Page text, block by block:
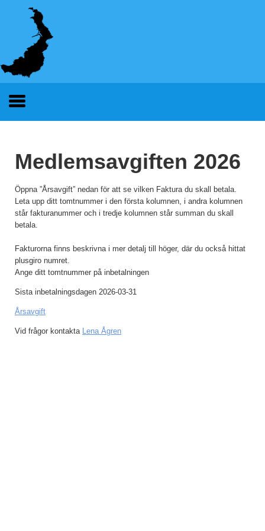
Medlemsavgiften 2026
Öppna ”Årsavgift” nedan för att se vilken Faktura du skall betala.
Leta upp ditt tomtnummer i den första kolumnen, i andra kolumnen
står fakturanummer och i tredje kolumnen står summan du skall
betala.
Fakturorna finns beskrivna i mer detalj till höger, där du också hittat
plusgiro numret.
Ange ditt tomtnummer på inbetalningen
Sista inbetalningsdagen 2026-03-31
Årsavgift
Vid frågor kontakta Lena Ågren